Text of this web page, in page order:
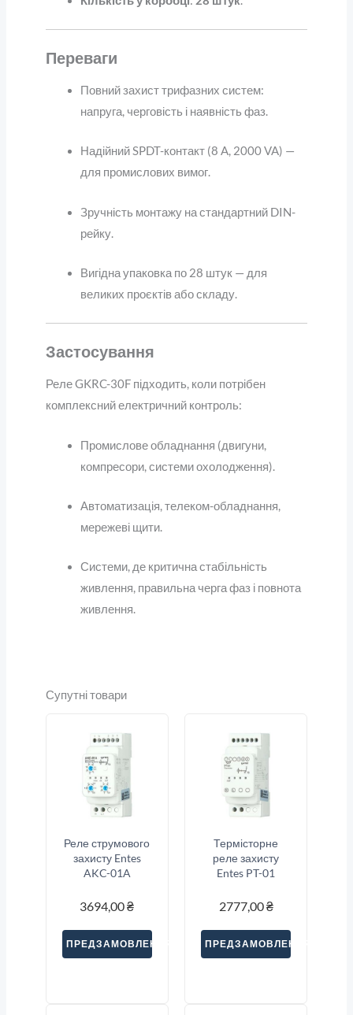
Переваги
Повний захист трифазних систем:
напруга, черговість і наявність фаз.
Надійний SPDT-контакт (8 A, 2000 VA) —
для промислових вимог.
Зручність монтажу на стандартний DIN-
рейку.
Вигідна упаковка по 28 штук — для
великих проєктів або складу.
Застосування
Реле GKRC-30F підходить, коли потрібен
комплексний електричний контроль:
Промислове обладнання (двигуни,
компресори, системи охолодження).
Автоматизація, телеком-обладнання,
мережеві щити.
Системи, де критична стабільність
живлення, правильна черга фаз і повнота
живлення.
Супутні товари
Реле струмового
захисту Entes
AKC-01A
3694,00₴
ПРЕДЗАМОВЛЕННЯ
Термісторне
реле захисту
Entes PT-01
2777,00₴
ПРЕДЗАМОВЛЕННЯ